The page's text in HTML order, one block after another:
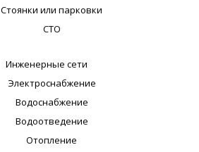
Стоянки или парковки
СТО
Инженерные сети
Электроснабжение
Водоснабжение
Водоотведение
Отопление